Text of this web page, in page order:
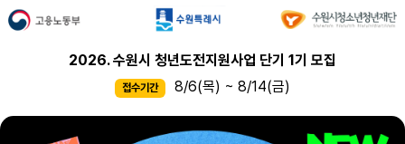
2026. 수원시 청년도전지원사업 단기 1기 모집
접수기간 8/6(목) ~ 8/14(금)